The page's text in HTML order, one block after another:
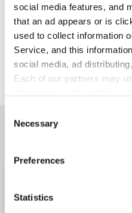
social media features, and
that an ad appears or is
used to collect information
Service, and this
social media, ad
Each of our partners may
well as other information
Selection
Necessary
Preferences
Statistics
找